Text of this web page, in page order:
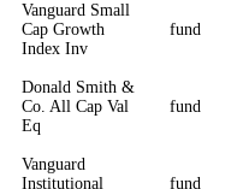
Vanguard Small
Cap Growth
Index Inv
fund
Donald Smith &
Co. All Cap Val
Eq
fund
Vanguard
Institutional
fund